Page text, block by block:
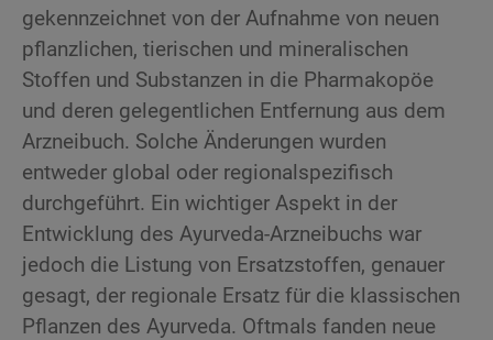
gekennzeichnet von der Aufnahme von neuen
pflanzlichen, tierischen und mineralischen
Stoffen und Substanzen in die Pharmakopöe
und deren gelegentlichen Entfernung aus dem
Arzneibuch. Solche Änderungen wurden
entweder global oder regionalspezifisch
durchgeführt. Ein wichtiger Aspekt in der
Entwicklung des Ayurveda-Arzneibuchs war
jedoch die Listung von Ersatzstoffen, genauer
gesagt, der regionale Ersatz für die klassischen
Pflanzen des Ayurveda. Oftmals fanden neue